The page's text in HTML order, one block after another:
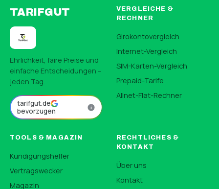
TARIFGUT
Ehrlichkeit, faire Preise und
einfache Entscheidungen –
jeden Tag.
tarifgut.de
bevorzugen
VERGLEICHE &
RECHNER
Girokontovergleich
Internet-Vergleich
SIM-Karten-Vergleich
Prepaid-Tarife
Allnet-Flat-Rechner
TOOLS & MAGAZIN
Kündigungshelfer
Vertragswecker
Magazin
RECHTLICHES &
KONTAKT
Über uns
Kontakt